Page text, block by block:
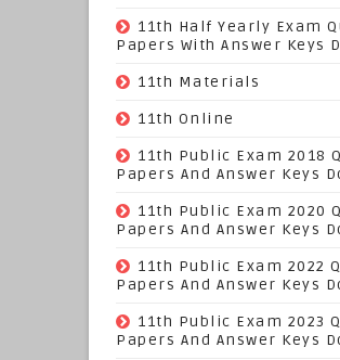
11th Half Yearly Exam
Papers With Answer Keys
11th Materials
11th Online
11th Public Exam 2018
Papers And Answer Keys
11th Public Exam 2020
Papers And Answer Keys
11th Public Exam 2022
Papers And Answer Keys
11th Public Exam 2023
Papers And Answer Keys